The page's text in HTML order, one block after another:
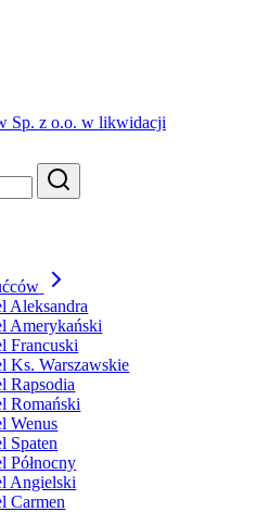
Aleksandra
Amerykański
Francuski
Ks. Warszawskie
Rapsodia
Romański
Wenus
Spaten
Północny
Angielski
Carmen